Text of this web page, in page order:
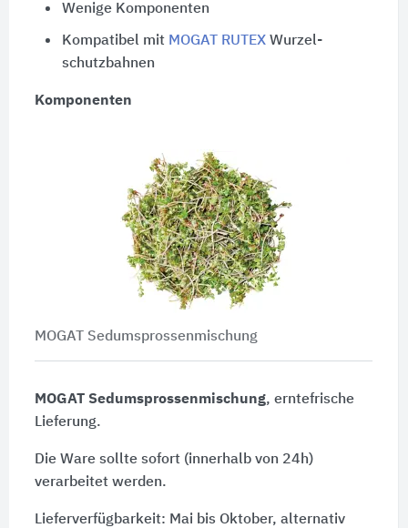
Wenige Komponenten
Kompatibel mit MOGAT RUTEXWurzel­
schutzbahnen
Komponenten
MOGAT Sedumsprossenmischung
MOGAT Sedumsprossenmischung, erntefrische
Lieferung.
Die Ware sollte sofort (innerhalb von 24h)
verarbeitet werden.
Lieferverfügbarkeit: Mai bis Oktober, alternativ